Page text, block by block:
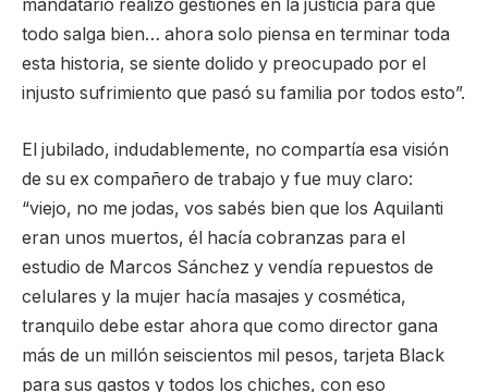
mandatario realizó gestiones en la justicia para que
todo salga bien… ahora solo piensa en terminar toda
esta historia, se siente dolido y preocupado por el
injusto sufrimiento que pasó su familia por todos esto”.
El jubilado, indudablemente, no compartía esa visión
de su ex compañero de trabajo y fue muy claro:
“viejo, no me jodas, vos sabés bien que los Aquilanti
eran unos muertos, él hacía cobranzas para el
estudio de Marcos Sánchez y vendía repuestos de
celulares y la mujer hacía masajes y cosmética,
tranquilo debe estar ahora que como director gana
más de un millón seiscientos mil pesos, tarjeta Black
para sus gastos y todos los chiches, con eso